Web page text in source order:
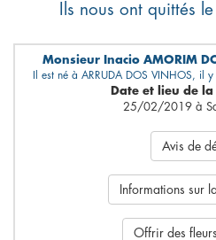
Ils nous ont quittés
Monsieur Inacio AMORIM
Il est né à ARRUDA DOS VINHOS, il
Date et lieu de
25/02/2019 à
Avis de
Informations sur
Offrir des